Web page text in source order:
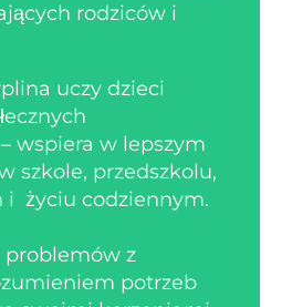
rodziców i
uczy dzieci
wspiera w lepszym
szkole, przedszkolu,
życiu codziennym.
problemów z
potrzeb